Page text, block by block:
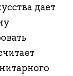
дает